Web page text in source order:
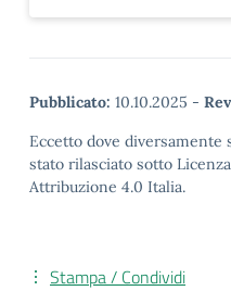
Pubblicato: 10.10.2025 -
Eccetto dove diversamente
stato rilasciato sotto
Attribuzione 4.0 Italia.
Stampa / Condividi